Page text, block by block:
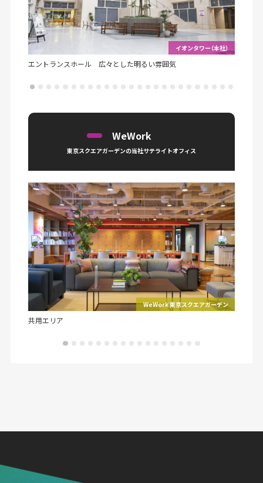
イオンタワー（本社）
エントランスホール 広々とした明るい雰囲気
WeWork
東京スクエアガーデンの当社サテライトオフィス
WeWork 東京スクエアガーデン
共用エリア